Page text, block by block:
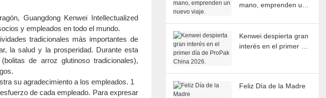
Guangdong Kenwei Intellectualized
y empleados en todo el mundo.
tradicionales más importantes de
la salud y la prosperidad. Durante esta
de arroz glutinoso tradicionales),
de cada empleado. Para expresar
mano, emprenden un
Kenwei despierta gran
interés en el primer día
Feliz Día de la Madre